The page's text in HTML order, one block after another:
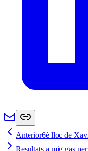
Anterior6è lloc de
Resultats a mig gas